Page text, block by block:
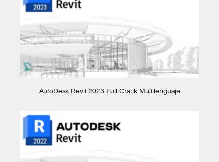
AutoDesk Revit 2023 Full Crack Multilenguaje